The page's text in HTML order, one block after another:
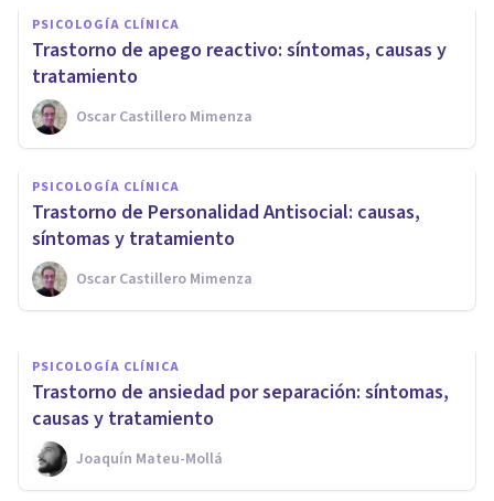
PSICOLOGÍA CLÍNICA
Trastorno de apego reactivo: síntomas, causas y
tratamiento
Oscar Castillero Mimenza
PSICOLOGÍA CLÍNICA
Trastorno de Personalidad Antisocial: causas,
síntomas y tratamiento
Oscar Castillero Mimenza
PSICOLOGÍA CLÍNICA
Trastorno de oposición
desafiante en adultos:
características y tratamiento
Nahum Montagud Rubio
PSICOLOGÍA CLÍNICA
Trastorno de ansiedad por separación: síntomas,
causas y tratamiento
Joaquín Mateu-Mollá